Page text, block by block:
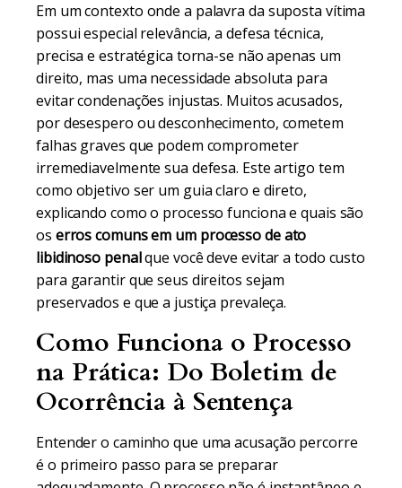
Em um contexto onde a palavra da suposta vítima
possui especial relevância, a defesa técnica,
precisa e estratégica torna-se não apenas um
direito, mas uma necessidade absoluta para
evitar condenações injustas. Muitos acusados,
por desespero ou desconhecimento, cometem
falhas graves que podem comprometer
irremediavelmente sua defesa. Este artigo tem
como objetivo ser um guia claro e direto,
explicando como o processo funciona e quais são
os erros comuns em um processo de ato
libidinoso penalque você deve evitar a todo custo
para garantir que seus direitos sejam
preservados e que a justiça prevaleça.
Como Funciona o Processo
na Prática: Do Boletim de
Ocorrência à Sentença
Entender o caminho que uma acusação percorre
é o primeiro passo para se preparar